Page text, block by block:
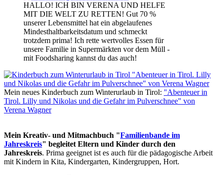
HALLO! ICH BIN VERENA UND HELFE
MIT DIE WELT ZU RETTEN! Gut 70 %
unserer Lebensmittel hat ein abgelaufenes
Mindesthaltbarkeitsdatum und schmeckt
trotzdem prima! Ich rette wertvolles Essen für
unsere Familie in Supermärkten vor dem Müll -
mit Foodsharing kannst du das auch!
Mein neues Kinderbuch zum Winterurlaub in Tirol: "Abenteuer in
Tirol. Lilly und Nikolas und die Gefahr im Pulverschnee" von
Verena Wagner
Mein Kreativ- und Mitmachbuch "Familienbande im
Jahreskreis" begleitet Eltern und Kinder durch den
Jahreskreis. Prima geeignet ist es auch für die pädagogische Arbeit
mit Kindern in Kita, Kindergarten, Kindergruppen, Hort.